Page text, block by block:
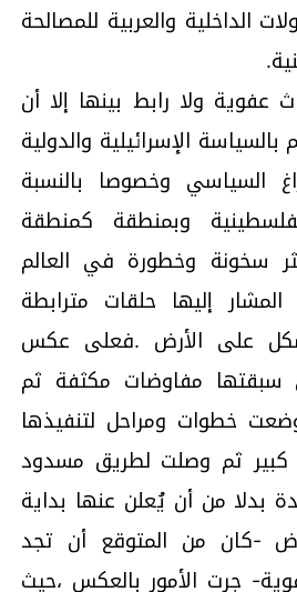
الداخلية والعربية للمصالحة
عفوية ولا رابط بينها إلا أن
بالسياسة الإسرائيلية والدولية
السياسي وخصوصا بالنسبة
وبمنطقة كمنطقة
سخونة وخطورة في العالم
إليها حلقات مترابطة
على الأرض .فعلى عكس
سبقتها مفاوضات مكثفة ثم
خطوات ومراحل لتنفيذها
ثم وصلت لطريق مسدود
بدلا من أن يُعلن عنها بداية
-كان من المتوقع أن تجد
جرت الأمور بالعكس ،حيث